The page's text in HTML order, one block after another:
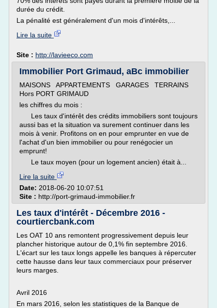
durée du crédit.
La pénalité est généralement d'un mois d'intérêts,...
Lire la suite
Site : http://lavieeco.com
Immobilier Port Grimaud, aBc immobilier
MAISONS APPARTEMENTS GARAGES TERRAINS
Hors PORT GRIMAUD
les chiffres du mois :
Les taux d'intérêt des crédits immobiliers sont toujours
aussi bas et la situation va surement continuer dans les
mois à venir. Profitons on en pour emprunter en vue de
l'achat d'un bien immobilier ou pour renégocier un
emprunt!
Le taux moyen (pour un logement ancien) était à...
Lire la suite
Date: 2018-06-20 10:07:51
Site : http://port-grimaud-immobilier.fr
Les taux d'intérêt - Décembre 2016 -
courtiercbank.com
Les OAT 10 ans remontent progressivement depuis leur
plancher historique autour de 0,1% fin septembre 2016.
L'écart sur les taux longs appelle les banques à répercuter
cette hausse dans leur taux commerciaux pour préserver
leurs marges.
Avril 2016
En mars 2016, selon les statistiques de la Banque de